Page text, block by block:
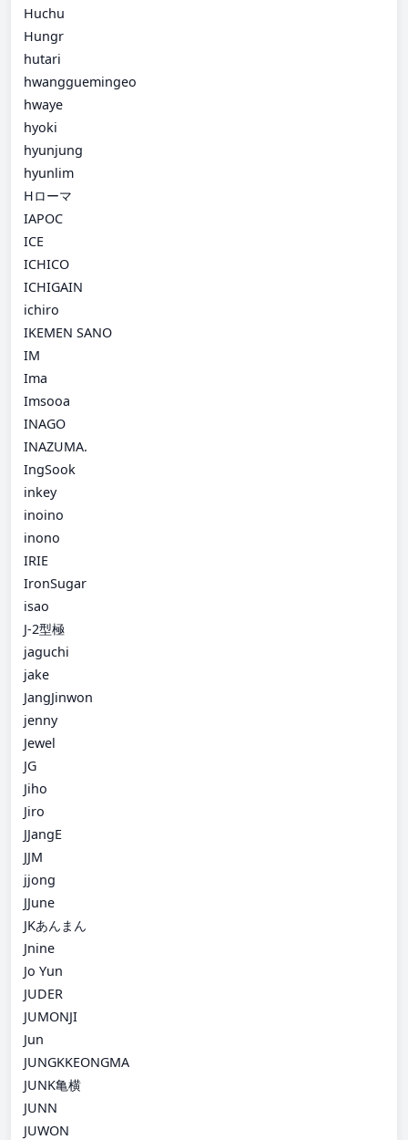
Huchu
Hungr
hutari
hwangguemingeo
hwaye
hyoki
hyunjung
hyunlim
Hローマ
IAPOC
ICE
ICHICO
ICHIGAIN
ichiro
IKEMEN SANO
IM
Ima
Imsooa
INAGO
INAZUMA.
IngSook
inkey
inoino
inono
IRIE
IronSugar
isao
J-2型極
jaguchi
jake
JangJinwon
jenny
Jewel
JG
Jiho
Jiro
JJangE
JJM
jjong
JJune
JKあんまん
Jnine
Jo Yun
JUDER
JUMONJI
Jun
JUNGKKEONGMA
JUNK亀横
JUNN
JUWON